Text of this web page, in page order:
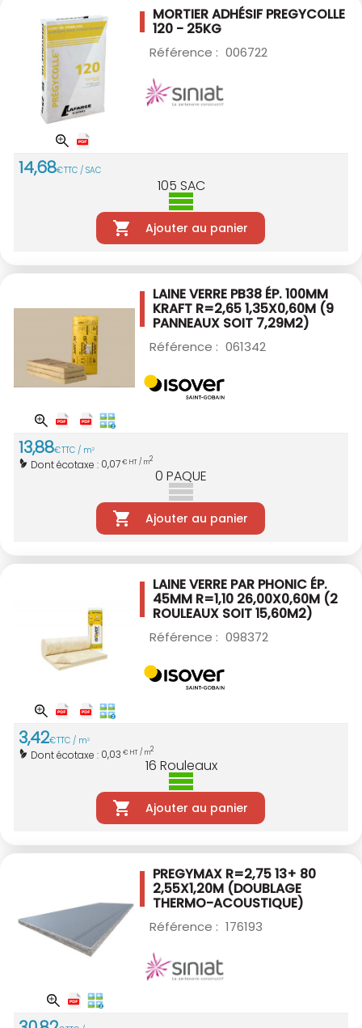
MORTIER ADHÉSIF PREGYCOLLE
120 - 25KG
Référence : 006722
14,68€TTC / SAC
105 SAC
Ajouter au panier
LAINE VERRE PB38 ÉP. 100MM
KRAFT R=2,651,35X0,60M (9
PANNEAUX SOIT 7,29M2)
Référence : 061342
13,88€TTC / m2
Dont écotaxe : 0,07€ HT / m2
0 PAQUE
Ajouter au panier
LAINE VERRE PAR PHONIC ÉP.
45MM R=1,10 26,00X0,60M (2
ROULEAUX SOIT 15,60M2)
Référence : 098372
3,42€TTC / m2
Dont écotaxe : 0,03 € HT / m2
16 Rouleaux
Ajouter au panier
PREGYMAX R=2,75 13+ 80
2,55X1,20M (DOUBLAGE
THERMO-ACOUSTIQUE)
Référence : 176193